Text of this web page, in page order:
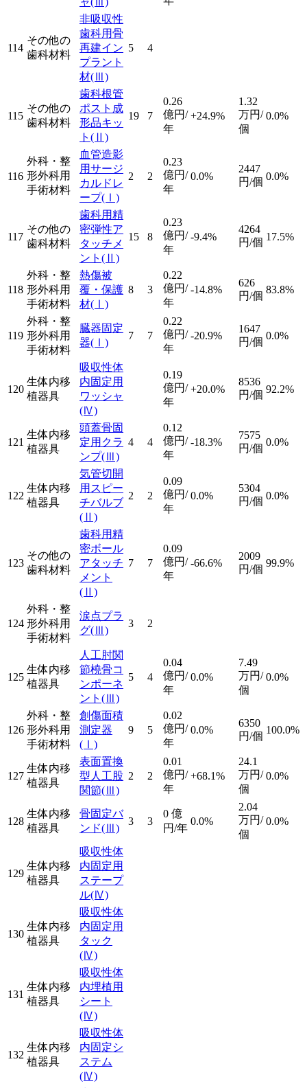
114
その他の
歯科材料
非吸収性
歯科用骨
再建イン
プラント
材(Ⅲ)
5 4
115
その他の
歯科材料
歯科根管
ポスト成
形品キッ
ト (Ⅱ)
19 7
0.26
億円/
年
+24.9%
1.32
万円/
個
0.0%
116
外科・整
形外科用
手術材料
血管造影
用サージ
カルドレ
ープ(Ⅰ)
2 2
0.23
億円/
年
0.0%
2447
円/個 0.0%
117
その他の
歯科材料
歯科用精
密弾性ア
タッチメ
ント (Ⅱ)
15 8
0.23
億円/
年
-9.4%
4264
円/個 17.5%
118
外科・整
形外科用
手術材料
熱傷被
覆・保護
材(Ⅰ)
8 3
0.22
億円/
年
-14.8%
626
円/個
83.8%
119
外科・整
形外科用
手術材料
臓器固定
器(Ⅰ)
7 7
0.22
億円/
年
-20.9%
1647
円/個
0.0%
120
生体内移
植器具
吸収性体
内固定用
ワッシャ
(Ⅳ)
0.19
億円/
年
+20.0%
8536
円/個 92.2%
121
生体内移
植器具
頭蓋骨固
定用クラ
ンプ(Ⅲ)
4 4
0.12
億円/
年
-18.3%
7575
円/個
0.0%
122
生体内移
植器具
気管切開
用スピー
チバルブ
(Ⅱ)
2 2
0.09
億円/
年
0.0%
5304
円/個 0.0%
123
その他の
歯科材料
歯科用精
密ボール
アタッチ
メント
(Ⅱ)
7 7
0.09
億円/
年
-66.6%
2009
円/個
99.9%
124
外科・整
形外科用
手術材料
涙点プラ
グ(Ⅲ)
3 2
125
生体内移
植器具
人工肘関
節橈骨コ
ンポーネ
ント (Ⅲ)
5 4
0.04
億円/
年
0.0%
7.49
万円/
個
0.0%
126
外科・整
形外科用
手術材料
創傷面積
測定器
(Ⅰ)
9 5
0.02
億円/
年
0.0%
6350
円/個
100.0%
127
生体内移
植器具
表面置換
型人工股
関節(Ⅲ)
2 2
0.01
億円/
年
+68.1%
24.1
万円/
個
0.0%
128
生体内移
植器具
骨固定バ
ンド(Ⅲ)
3 3
0 億
円/年
0.0%
2.04
万円/
個
0.0%
129
生体内移
植器具
吸収性体
内固定用
ステープ
ル(Ⅳ)
130
生体内移
植器具
吸収性体
内固定用
タック
(Ⅳ)
131
生体内移
植器具
吸収性体
内埋植用
シート
(Ⅳ)
132
生体内移
植器具
吸収性体
内固定シ
ステム
(Ⅳ)